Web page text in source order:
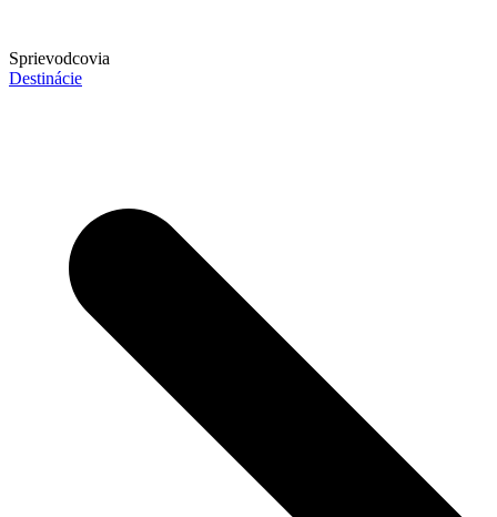
Sprievodcovia
Destinácie